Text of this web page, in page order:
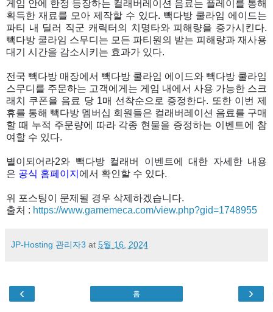
게임 안에 한정 등장하는 컬래버레이션 음료는 플레이를 통해
획득한 재료를 모아 제작할 수 있다. 빽다방 쿨라임 에이드는
파티 내 딜러 직군 캐릭터의 치명타와 피해량을 증가시킨다.
빽다방 쿨라임 스무디는 모든 파티원의 받는 피해량과 재사용
대기 시간을 감소시키는 효과가 있다.
전국 빽다방 매장에서 빽다방 쿨라임 에이드와 빽다방 쿨라임
스무디를 주문하는 고객에게는 게임 내에서 사용 가능한 스크
래치 쿠폰을 음료 당 1매 선착순으로 증정한다. 또한 이번 제
휴를 통해 빽다방 멤버십 회원들은 컬래버레이션 음료를 구매
할 때 누적 주문량에 따라 각종 현물을 증정하는 이벤트에 참
여할 수 있다.
별이되어라2와 빽다방 컬래버 이벤트에 대한 자세한 내용
은 공식 홈페이지 에서 확인할 수 있다.
위 포스팅이 문제될 경우 삭제하겠습니다.
출처 : https://www.gamemeca.com/view.php?gid=1748955
JP-Hosting 관리자3 at 5월 16, 2024
‹ ›
홈